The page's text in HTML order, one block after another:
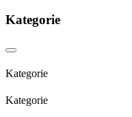
Kategorie
Kategorie
Kategorie